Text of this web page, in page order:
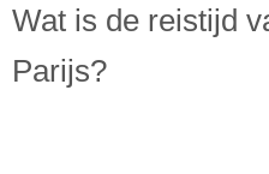
Wat is de reistijd
Parijs?